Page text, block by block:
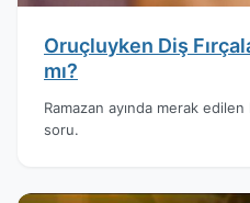
Oruçluyken Diş
mı?
Ramazan ayında merak
soru.